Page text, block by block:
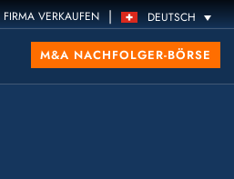
FIRMA VERKAUFEN | DEUTSCH
M&A NACHFOLGER-BÖRSE